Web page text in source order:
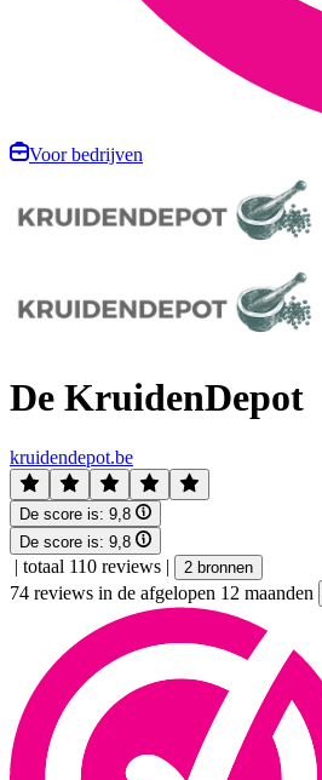
Voor bedrijven
De KruidenDepot
kruidendepot.be
De score is: 9,8
De score is: 9,8
| totaal 110 reviews | 2 bronnen
74 reviews in de afgelopen 12 maanden